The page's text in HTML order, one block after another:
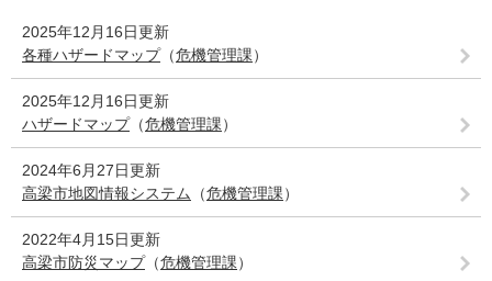
2025年12月16日更新
各種ハザードマップ（危機管理課）
2025年12月16日更新
ハザードマップ（危機管理課）
2024年6月27日更新
高梁市地図情報システム
（危機管理課）
2022年4月15日更新
高梁市防災マップ（危機管理課）